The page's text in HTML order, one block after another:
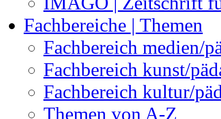
Fachbereiche | Themen
Fachbereich medien/
Fachbereich kunst/
Fachbereich kultur/
Themen von A-Z